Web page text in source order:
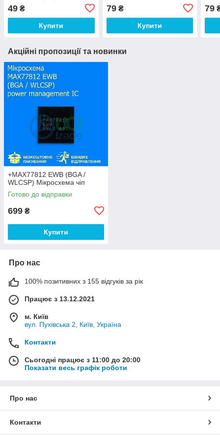
окантовкою
49 ₴
Купити
79₴
Купити
79
Акційні пропозиції та новинки
+MAX77812 EWB (BGA /
WLCSP) Мікросхема чіп
Готово до відправки
699 ₴
Купити
Про нас
100% позитивних з 155 відгуків за рік
Працює з 13.12.2021
м. Київ
вул. Пухівська 2, Київ, Україна
Контакти
Сьогодні працює з 11:00 до 20:00
Показати весь графік роботи
Про нас
Контакти